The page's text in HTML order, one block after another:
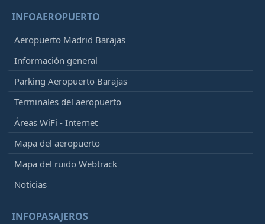
INFOAEROPUERTO
Aeropuerto Madrid Barajas
Información general
Parking Aeropuerto Barajas
Terminales del aeropuerto
Áreas WiFi - Internet
Mapa del aeropuerto
Mapa del ruido Webtrack
Noticias
INFOPASAJEROS